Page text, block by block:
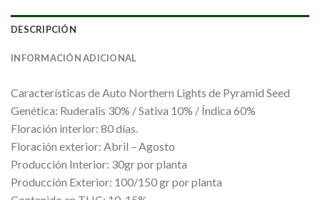
DESCRIPCIÓN
INFORMACIÓN ADICIONAL
Características de Auto Northern Lights de Pyramid Seed
Genética: Ruderalis 30% / Sativa 10% / Índica 60%
Floración interior: 80 días.
Floración exterior: Abril – Agosto
Producción Interior: 30gr por planta
Producción Exterior: 100/150 gr por planta